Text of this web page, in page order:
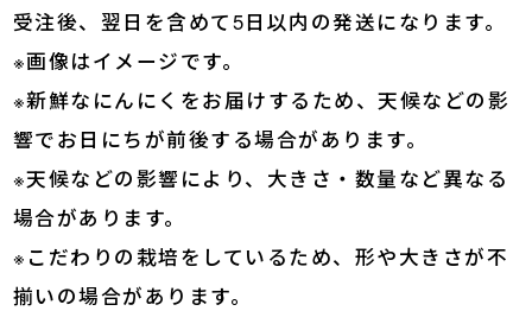
受注後、翌日を含めて5日以内の発送になります。
※画像はイメージです。
※新鮮なにんにくをお届けするため、天候などの影
響でお日にちが前後する場合があります。
※天候などの影響により、大きさ・数量など異なる
場合があります。
※こだわりの栽培をしているため、形や大きさが不
揃いの場合があります。